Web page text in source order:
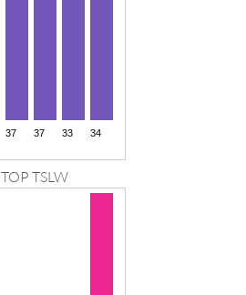
TOP TSLW